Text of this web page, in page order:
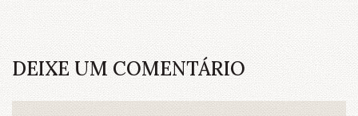
DEIXE UM COMENTÁRIO